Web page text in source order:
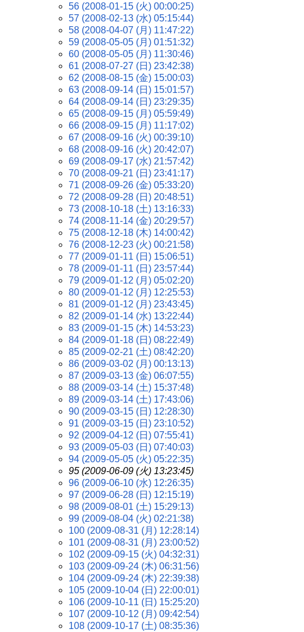
56 (2008-01-15 (火) 00:00:25)
57 (2008-02-13 (水) 05:15:44)
58 (2008-04-07 (月) 11:47:22)
59 (2008-05-05 (月) 01:51:32)
60 (2008-05-05 (月) 11:30:46)
61 (2008-07-27 (日) 23:42:38)
62 (2008-08-15 (金) 15:00:03)
63 (2008-09-14 (日) 15:01:57)
64 (2008-09-14 (日) 23:29:35)
65 (2008-09-15 (月) 05:59:49)
66 (2008-09-15 (月) 11:17:02)
67 (2008-09-16 (火) 00:39:10)
68 (2008-09-16 (火) 20:42:07)
69 (2008-09-17 (水) 21:57:42)
70 (2008-09-21 (日) 23:41:17)
71 (2008-09-26 (金) 05:33:20)
72 (2008-09-28 (日) 20:48:51)
73 (2008-10-18 (土) 13:16:33)
74 (2008-11-14 (金) 20:29:57)
75 (2008-12-18 (木) 14:00:42)
76 (2008-12-23 (火) 00:21:58)
77 (2009-01-11 (日) 15:06:51)
78 (2009-01-11 (日) 23:57:44)
79 (2009-01-12 (月) 05:02:20)
80 (2009-01-12 (月) 12:25:53)
81 (2009-01-12 (月) 23:43:45)
82 (2009-01-14 (水) 13:22:44)
83 (2009-01-15 (木) 14:53:23)
84 (2009-01-18 (日) 08:22:49)
85 (2009-02-21 (土) 08:42:20)
86 (2009-03-02 (月) 00:13:13)
87 (2009-03-13 (金) 06:07:55)
88 (2009-03-14 (土) 15:37:48)
89 (2009-03-14 (土) 17:43:06)
90 (2009-03-15 (日) 12:28:30)
91 (2009-03-15 (日) 23:10:52)
92 (2009-04-12 (日) 07:55:41)
93 (2009-05-03 (日) 07:40:03)
94 (2009-05-05 (火) 05:22:35)
95 (2009-06-09 (火) 13:23:45)
96 (2009-06-10 (水) 12:26:35)
97 (2009-06-28 (日) 12:15:19)
98 (2009-08-01 (土) 15:29:13)
99 (2009-08-04 (火) 02:21:38)
100 (2009-08-31 (月) 12:28:14)
101 (2009-08-31 (月) 23:00:52)
102 (2009-09-15 (火) 04:32:31)
103 (2009-09-24 (木) 06:31:56)
104 (2009-09-24 (木) 22:39:38)
105 (2009-10-04 (日) 22:00:01)
106 (2009-10-11 (日) 15:25:20)
107 (2009-10-12 (月) 09:42:54)
108 (2009-10-17 (土) 08:35:36)